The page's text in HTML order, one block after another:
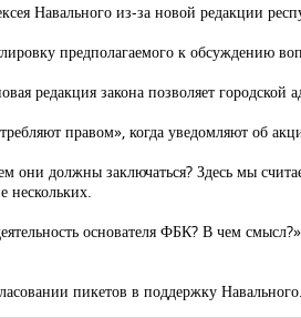
Навального из-за новой редакции
предполагаемого к обсуждению
редакция закона позволяет городской
правом», когда уведомляют об
они должны заключаться? Здесь мы
нескольких.
основателя ФБК? В чем
пикетов в поддержку